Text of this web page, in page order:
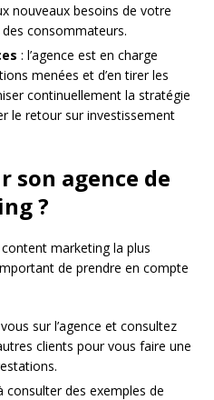
nouveaux besoins de votre
consommateurs.
: l’agence est en charge
menées et d’en tirer les
continuellement la stratégie
le retour sur investissement
son agence de
?
marketing la plus
de prendre en compte
sur l’agence et consultez
clients pour vous faire une
consulter des exemples de